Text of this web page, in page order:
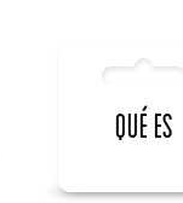
Qué es